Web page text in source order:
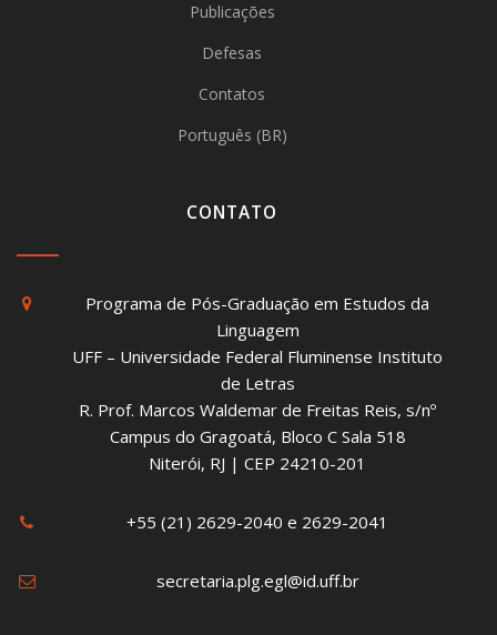
Publicações
Defesas
Contatos
Português (BR)
CONTATO
Programa de Pós-Graduação em Estudos da
Linguagem
UFF – Universidade Federal Fluminense Instituto
de Letras
R. Prof. Marcos Waldemar de Freitas Reis, s/nº
Campus do Gragoatá, Bloco C Sala 518
Niterói, RJ | CEP 24210-201
+55 (21) 2629-2040 e 2629-2041
secretaria.plg.egl@id.uff.br